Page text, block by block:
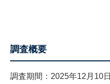
調査概要
調査期間：2025年12月10日